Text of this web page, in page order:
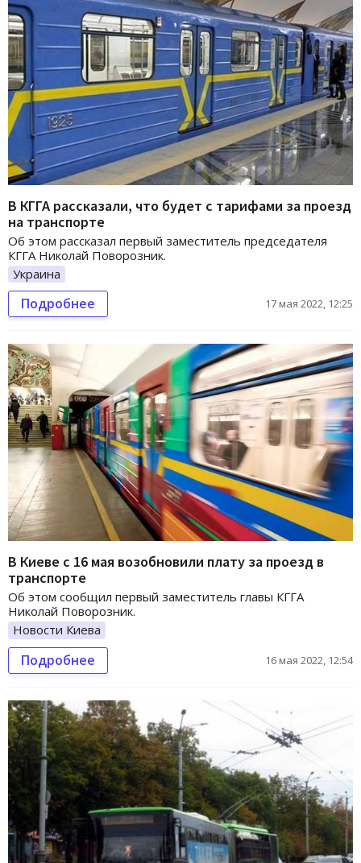
В КГГА рассказали, что будет с тарифами за проезд
на транспорте
Об этом рассказал первый заместитель председателя
КГГА Николай Поворозник.
Украина
Подробнее 17 мая 2022, 12:25
В Киеве с 16 мая возобновили плату за проезд в
транспорте
Об этом сообщил первый заместитель главы КГГА
Николай Поворозник.
Новости Киева
Подробнее 16 мая 2022, 12:54